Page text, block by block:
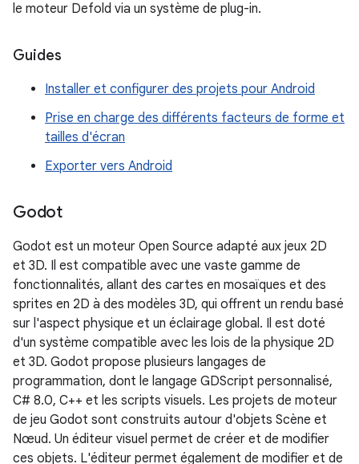
le moteur Defold via un système de plug-in.
Guides
Installer et configurer des projets pour Android
Prise en charge des différents facteurs de forme et
tailles d'écran
Exporter vers Android
Godot
Godot est un moteur Open Source adapté aux jeux 2D
et 3D. Il est compatible avec une vaste gamme de
fonctionnalités, allant des cartes en mosaïques et des
sprites en 2D à des modèles 3D, qui offrent un rendu basé
sur l'aspect physique et un éclairage global. Il est doté
d'un système compatible avec les lois de la physique 2D
et 3D. Godot propose plusieurs langages de
programmation, dont le langage GDScript personnalisé,
C# 8.0, C++ et les scripts visuels. Les projets de moteur
de jeu Godot sont construits autour d'objets Scène et
Nœud. Un éditeur visuel permet de créer et de modifier
ces objets. L'éditeur permet également de modifier et de